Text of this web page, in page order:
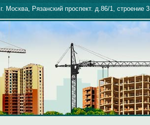
г. Москва, Рязанский проспект. д.86/1, строение 3